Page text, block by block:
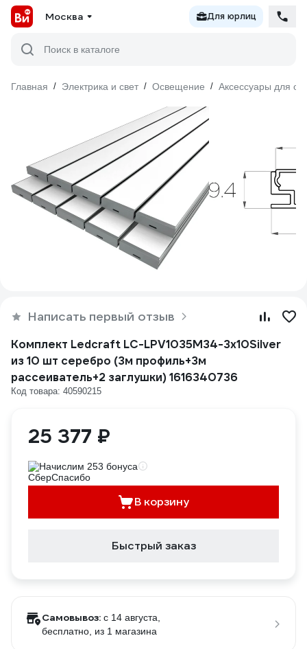
Москва Для юрлиц
Поиск в каталоге
Главная / Электрика и свет / Освещение / Аксессуары для
Написать первый отзыв
Комплект Ledcraft LC-LPV1035M34-3x10Silver
из 10 шт серебро (3м профиль+3м
рассеиватель+2 заглушки) 1616340736
Код товара: 40590215
25 377 ₽
Начислим 253 бонуса
В корзину
Быстрый заказ
Самовывоз: c 14 августа,
бесплатно , из 1 магазина